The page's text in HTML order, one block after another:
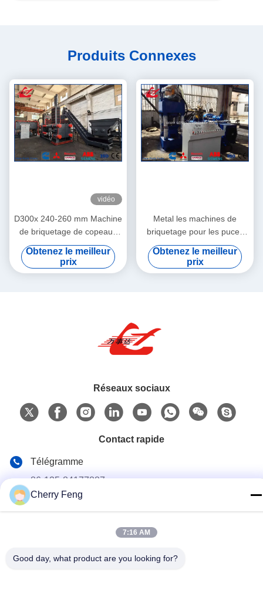
Produits Connexes
vidéo
D300x 240-260 mm Machine
de briquetage de copeaux
de métal Compacte et
puissante solution pour un
recyclage écologique
Obtenez le meilleur
prix
Metal les machines de
briquetage pour les puces
en aluminium de sciure/en
métal de presse/sciure d'en
cuivre
Obtenez le meilleur
prix
Réseaux sociaux
Contact rapide
Télégramme
86-135-84177887
Cherry Feng
7:16 AM
Good day, what product are you looking for?